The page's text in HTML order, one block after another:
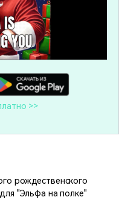
>>
рождественского
"Эльфа на полке"